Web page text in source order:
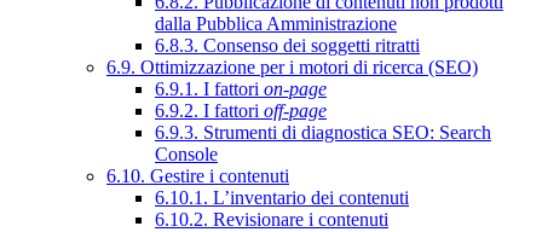
dalla Pubblica Amministrazione
6.8.3. Consenso dei soggetti ritratti
6.9. Ottimizzazione per i motori di ricerca (SEO)
6.9.1. I fattori on-page
6.9.2. I fattori off-page
6.9.3. Strumenti di diagnostica SEO: Search
Console
6.10. Gestire i contenuti
6.10.1. L’inventario dei contenuti
6.10.2. Revisionare i contenuti